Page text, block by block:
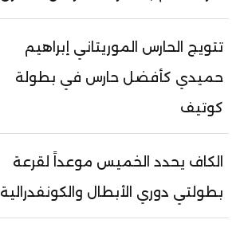
تتويج الحارس الموريتاني إبراهيم
حميدي كأفضل حارس في بطولة
كوتيف
الكاف يحدد الخميس موعداً لقرعة
بطولتي دوري الأبطال والكونفدرالية